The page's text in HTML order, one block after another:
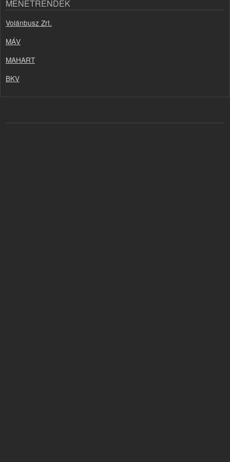
MENETRENDEK
Volánbusz Zrt.
MÁV
MAHART
BKV